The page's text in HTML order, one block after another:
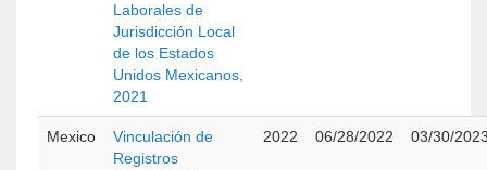
Laborales de
Jurisdicción Local
de los Estados
Unidos Mexicanos,
2021
Mexico
Vinculación de
Registros
2022 06/28/2022 03/30/